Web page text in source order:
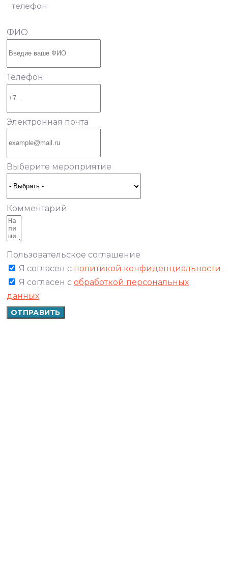
телефон
ФИО
Телефон
Электронная почта
Выберите мероприятие
Комментарий
Пользовательское соглашение
Я согласен с политикой конфиденциальности
Я согласен с обработкой персональных
данных
ОТПРАВИТЬ